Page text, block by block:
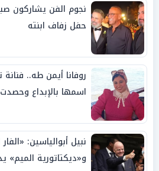
نجوم الفن يشاركون
حفل زفاف ابنته
روفانا أيمن طه..
اسمها بالإبداع وحصدت
نبيل أبوالياسين:
و«ديكتاتورية الميم»